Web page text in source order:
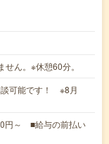
ん。※休憩60分。
談可能です！ ※8月
円～ ■給与の前払い